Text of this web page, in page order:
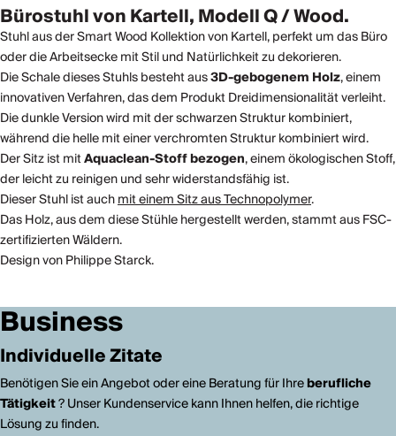
Bürostuhl von Kartell, Modell Q / Wood.
Stuhl aus der Smart Wood Kollektion von Kartell, perfekt um das Büro
oder die Arbeitsecke mit Stil und Natürlichkeit zu dekorieren.
Die Schale dieses Stuhls besteht aus3D-gebogenem Holz, einem
innovativen Verfahren, das dem Produkt Dreidimensionalität verleiht.
Die dunkle Version wird mit der schwarzen Struktur kombiniert,
während die helle mit einer verchromten Struktur kombiniert wird.
Der Sitz ist mitAquaclean-Stoff bezogen, einem ökologischen Stoff,
der leicht zu reinigen und sehr widerstandsfähig ist.
Dieser Stuhl ist auchmit einem Sitz aus Technopolymer.
Das Holz, aus dem diese Stühle hergestellt werden, stammt aus FSC-
zertifizierten Wäldern.
Design von Philippe Starck.
Business
Individuelle Zitate
Benötigen Sie ein Angebot oder eine Beratung für Ihreberufliche
Tätigkeit? Unser Kundenservice kann Ihnen helfen, die richtige
Lösung zu finden.